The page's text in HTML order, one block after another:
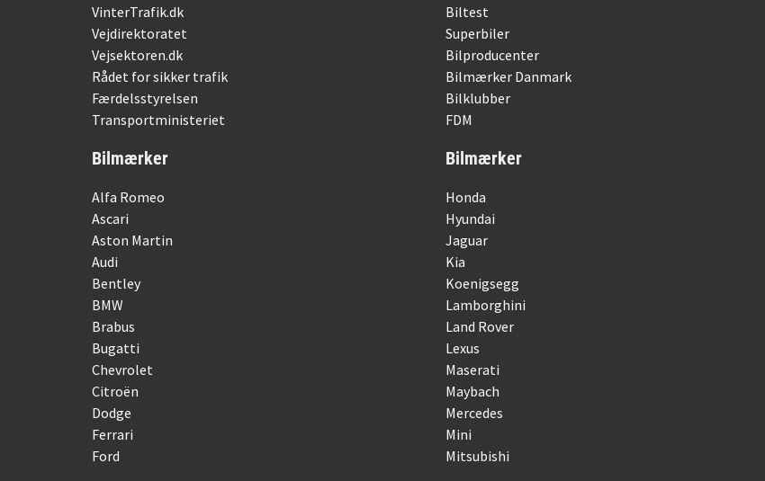
VinterTrafik.dk
Vejdirektoratet
Vejsektoren.dk
Rådet for sikker trafik
Færdelsstyrelsen
Transportministeriet
Bilmærker
Alfa Romeo
Ascari
Aston Martin
Audi
Bentley
BMW
Brabus
Bugatti
Chevrolet
Citroën
Dodge
Ferrari
Ford
Biltest
Superbiler
Bilproducenter
Bilmærker Danmark
Bilklubber
FDM
Bilmærker
Honda
Hyundai
Jaguar
Kia
Koenigsegg
Lamborghini
Land Rover
Lexus
Maserati
Maybach
Mercedes
Mini
Mitsubishi